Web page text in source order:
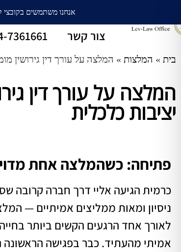
עורך דין גירושין
צור קשר
7361661
בית » המלצות » המלצה על עורך דין גירושין
המלצה על עורך דין
יציבות כלכלית
פתיחה: כשהמלצה אחת
כרמית הגיעה אליי דרך חברה קרובה
ניסיון ומאות ממליצים אמיתיים —
לאורך אחד הרגעים הקשים ביותר
אמיתי מהעתיד. כבר בפגישה